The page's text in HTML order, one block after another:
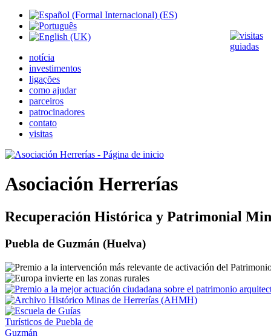
notícia
investimentos
ligações
como ajudar
parceiros
patrocinadores
contato
visitas
Asociación Herrerías
Recuperación Histórica y Patrimonial
Puebla de Guzmán (Huelva)